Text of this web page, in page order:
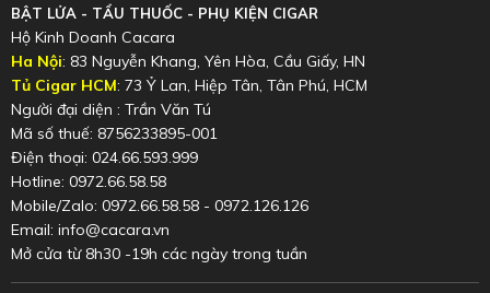
BẬT LỬA - TẨU THUỐC - PHỤ KIỆN CIGAR
Hộ Kinh Doanh Cacara
Ha Nội: 83 Nguyễn Khang, Yên Hòa, Cầu Giấy, HN
Tủ Cigar HCM: 73 Ỷ Lan, Hiệp Tân, Tân Phú, HCM
Người đại diện : Trần Văn Tú
Mã số thuế: 8756233895-001
Điện thoại: 024.66.593.999
Hotline: 0972.66.58.58
Mobile/Zalo: 0972.66.58.58 - 0972.126.126
Email: info@cacara.vn
Mở cửa từ 8h30 -19h các ngày trong tuần